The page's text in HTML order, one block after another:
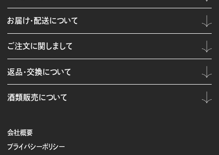
会社概要
プライバシーポリシー
お届け・配送について
ご注文に関しまして
返品・交換について
酒類販売について